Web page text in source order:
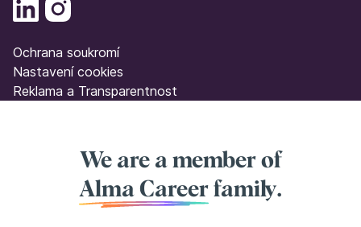
Ochrana soukromí
Nastavení cookies
Reklama a Transparentnost
We are a member of
Alma Career family.